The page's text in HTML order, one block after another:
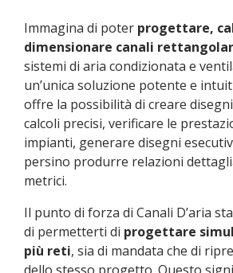
Immagina di poter progettare,
dimensionare canali
sistemi di aria condizionata e
un’unica soluzione potente e
offre la possibilità di creare
calcoli precisi, verificare le
impianti, generare disegni
persino produrre relazioni
metrici.
Il punto di forza di Canali D’aria
di permetterti di progettare
più reti, sia di mandata che di